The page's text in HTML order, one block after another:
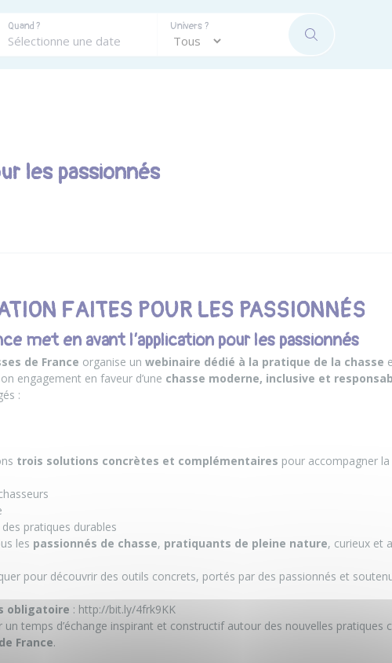
Quand ? Univers ?
RECHERCHER
les passionnés
FAITES POUR LES PASSIONNÉS
met en avant l’application pour les passionnés
de France organise un webinaire dédié à la pratique de la chasse
engagement en faveur d’une chasse moderne, inclusive et
:
trois solutions concrètes et complémentaires pour accompagner la
pratiques durables
les passionnés de chasse, pratiquants de pleine nature, curieux et
pour découvrir des outils concrets, portés par des passionnés et
obligatoire : http://bit.ly/4frk9KK
un temps d’échange inspirant et constructif autour des nouvelles pratiques
France.